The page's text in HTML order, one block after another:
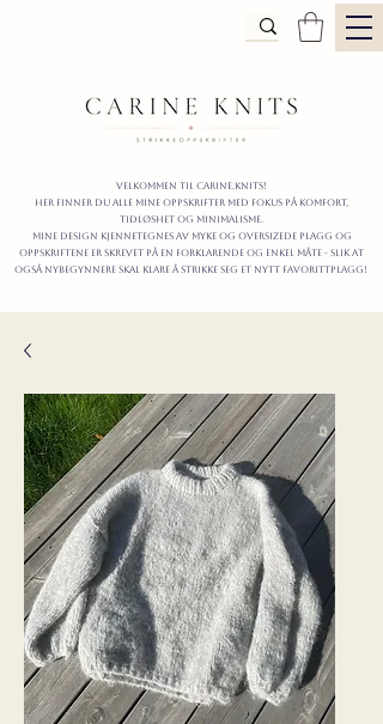
Velkommen til carine.knits!
Her finner du alle mine oppskrifter MED FOKUS PÅ KOMFORT,
TIDLØShet OG MINIMALISme.
mine design kjennetegnes av myke og oversizede plagg og
oppskriftene er skrevet på en forklarende og enkel måte - slik at
også nybegynnere skal klare å strikke seg et nytt favorittplagg!